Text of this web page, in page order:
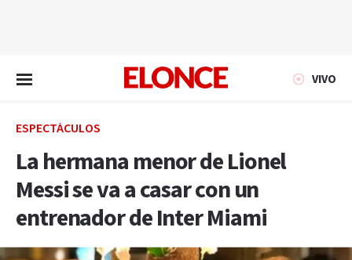
VIVO
ESPECTÁCULOS
La hermana menor de Lionel
Messi se va a casar con un
entrenador de Inter Miami